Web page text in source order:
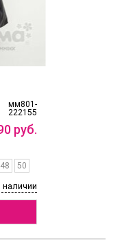
мм801-
222155
руб.
48 50